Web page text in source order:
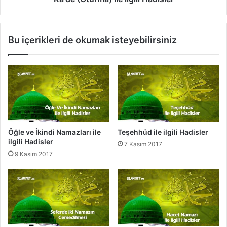
s
r
i
g
i
l
H
a
d
i
s
e
r
Bu içerikleri de okumak isteyebilirsiniz
Öğle ve İkindi Namazları ile
ilgili Hadisler
9 Kasım 2017
Teşehhüd ile ilgili Hadisler
7 Kasım 2017